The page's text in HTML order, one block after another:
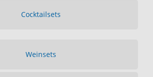
Cocktailsets
Weinsets